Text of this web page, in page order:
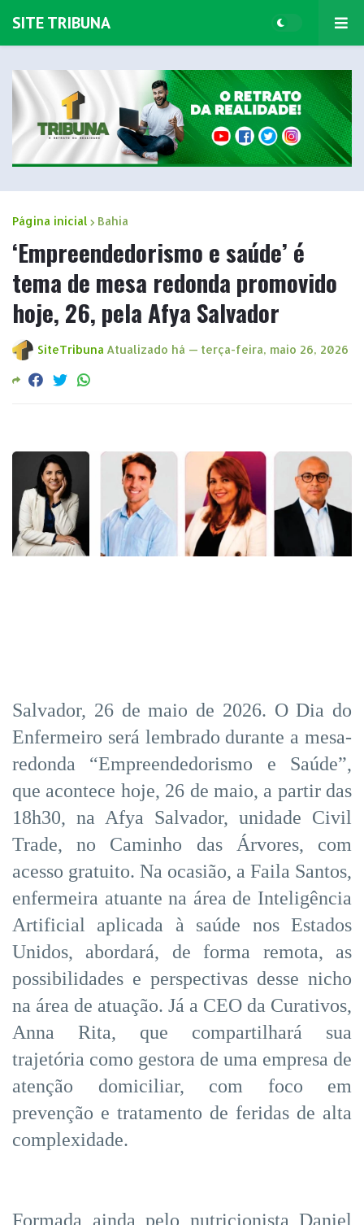
SITE TRIBUNA
Página inicial Bahia
‘Empreendedorismo e saúde’ é
tema de mesa redonda promovido
hoje, 26, pela Afya Salvador
SiteTribuna Atualizado há — terça-feira, maio 26, 2026
Salvador, 26 de maio de 2026. O Dia do
Enfermeiro será lembrado durante a mesa-
redonda “Empreendedorismo e Saúde”,
que acontece hoje, 26 de maio, a partir das
18h30, na Afya Salvador, unidade Civil
Trade, no Caminho das Árvores, com
acesso gratuito. Na ocasião, a Faila Santos,
enfermeira atuante na área de Inteligência
Artificial aplicada à saúde nos Estados
Unidos, abordará, de forma remota, as
possibilidades e perspectivas desse nicho
na área de atuação. Já a CEO da Curativos,
Anna Rita, que compartilhará sua
trajetória como gestora de uma empresa de
atenção domiciliar, com foco em
prevenção e tratamento de feridas de alta
complexidade.
Formada ainda pelo nutricionista Daniel